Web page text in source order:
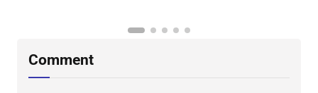
Comment